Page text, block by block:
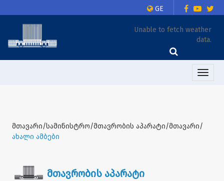
GE
Unable to fetch weather
data.
Toggle
მთავარი/სამინისტრო/მთავრობის აპარატი/მთავარი/
ახალი ამბები
მთავრობის აპარატი